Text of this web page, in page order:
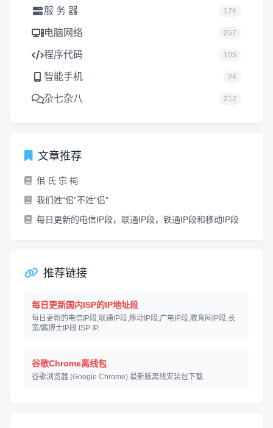
服 务 器 174
电脑网络 257
程序代码 105
智能手机 24
杂七杂八 212
文章推荐
佀 氏 宗 祠
我们姓“佀”不姓“侣”
每日更新的电信IP段，联通IP段，铁通IP段和移动IP段
推荐链接
每日更新国内ISP的IP地址段
每日更新的电信IP段,联通IP段,移动IP段,广电IP段,教育网IP段,长
宽/鹏博士IP段 ISP IP.
谷歌Chrome离线包
谷歌浏览器 (Google Chrome) 最新版离线安装包下载